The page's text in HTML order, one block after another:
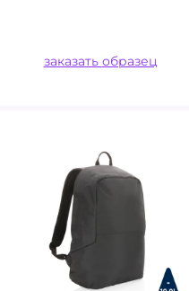
заказать образец